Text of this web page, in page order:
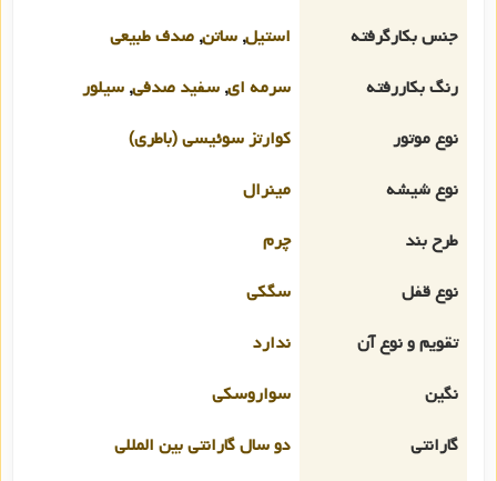
جنس بکارگرفته
استیل, ساتن, صدف طبیعی
رنگ بکاررفته
سرمه ای, سفید صدفی, سیلور
نوع موتور
کوارتز سوئیسی (باطری)
نوع شیشه
مینرال
طرح بند
چرم
نوع قفل
سگکی
تقویم و نوع آن
ندارد
نگین
سواروسکی
گارانتی
دو سال گارانتی بین المللی